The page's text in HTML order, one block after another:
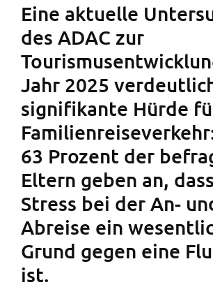
Eine aktuelle
des ADAC zur
Jahr 2025
signifikante Hürde
63 Prozent der
Eltern geben an,
Stress bei der An-
Abreise ein
Grund gegen eine
ist.